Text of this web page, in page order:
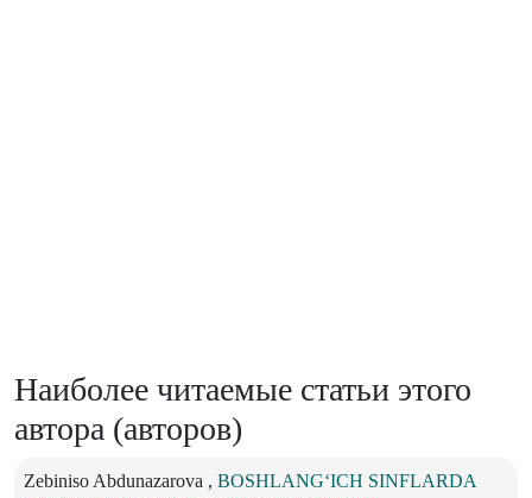
Наиболее читаемые статьи этого
автора (авторов)
Zebiniso Abdunazarova , BOSHLANG‘ICH SINFLARDA